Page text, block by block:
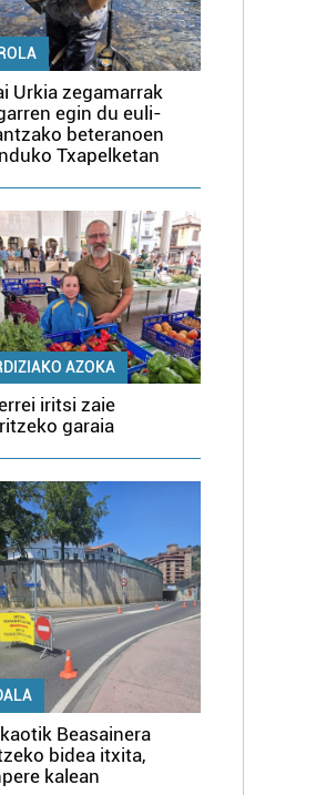
Urkia zegamarrak
egin du euli-
beteranoen
Txapelketan
AZOKA
iritsi zaie
garaia
Beasainera
bidea itxita,
kalean